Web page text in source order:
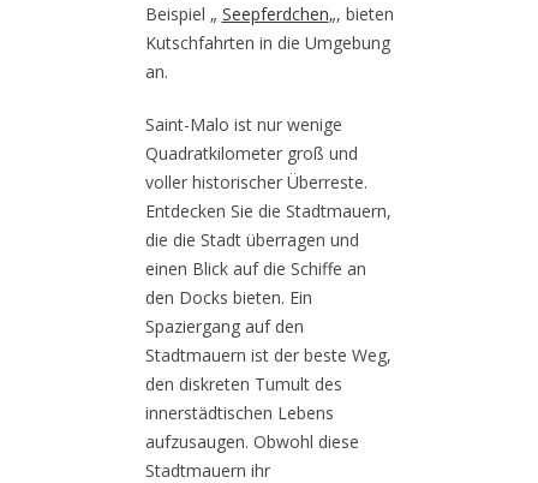
Beispiel „ Seepferdchen„, bieten
Kutschfahrten in die Umgebung
an.
Saint-Malo ist nur wenige
Quadratkilometer groß und
voller historischer Überreste.
Entdecken Sie die Stadtmauern,
die die Stadt überragen und
einen Blick auf die Schiffe an
den Docks bieten. Ein
Spaziergang auf den
Stadtmauern ist der beste Weg,
den diskreten Tumult des
innerstädtischen Lebens
aufzusaugen. Obwohl diese
Stadtmauern ihr